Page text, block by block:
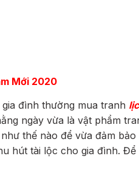
Mới 2020
đình thường mua tranh
ngày vừa là vật phẩm
thế nào để vừa đảm bảo
hút tài lộc cho gia đình. Để